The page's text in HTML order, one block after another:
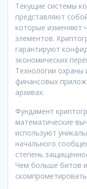
Текущие системы
представляют
которые изменяют
элементов.
гарантируют
экономических
Технологии
финансовых
архивах.
Фундамент
математические
используют
начального
степень
Чем больше битов